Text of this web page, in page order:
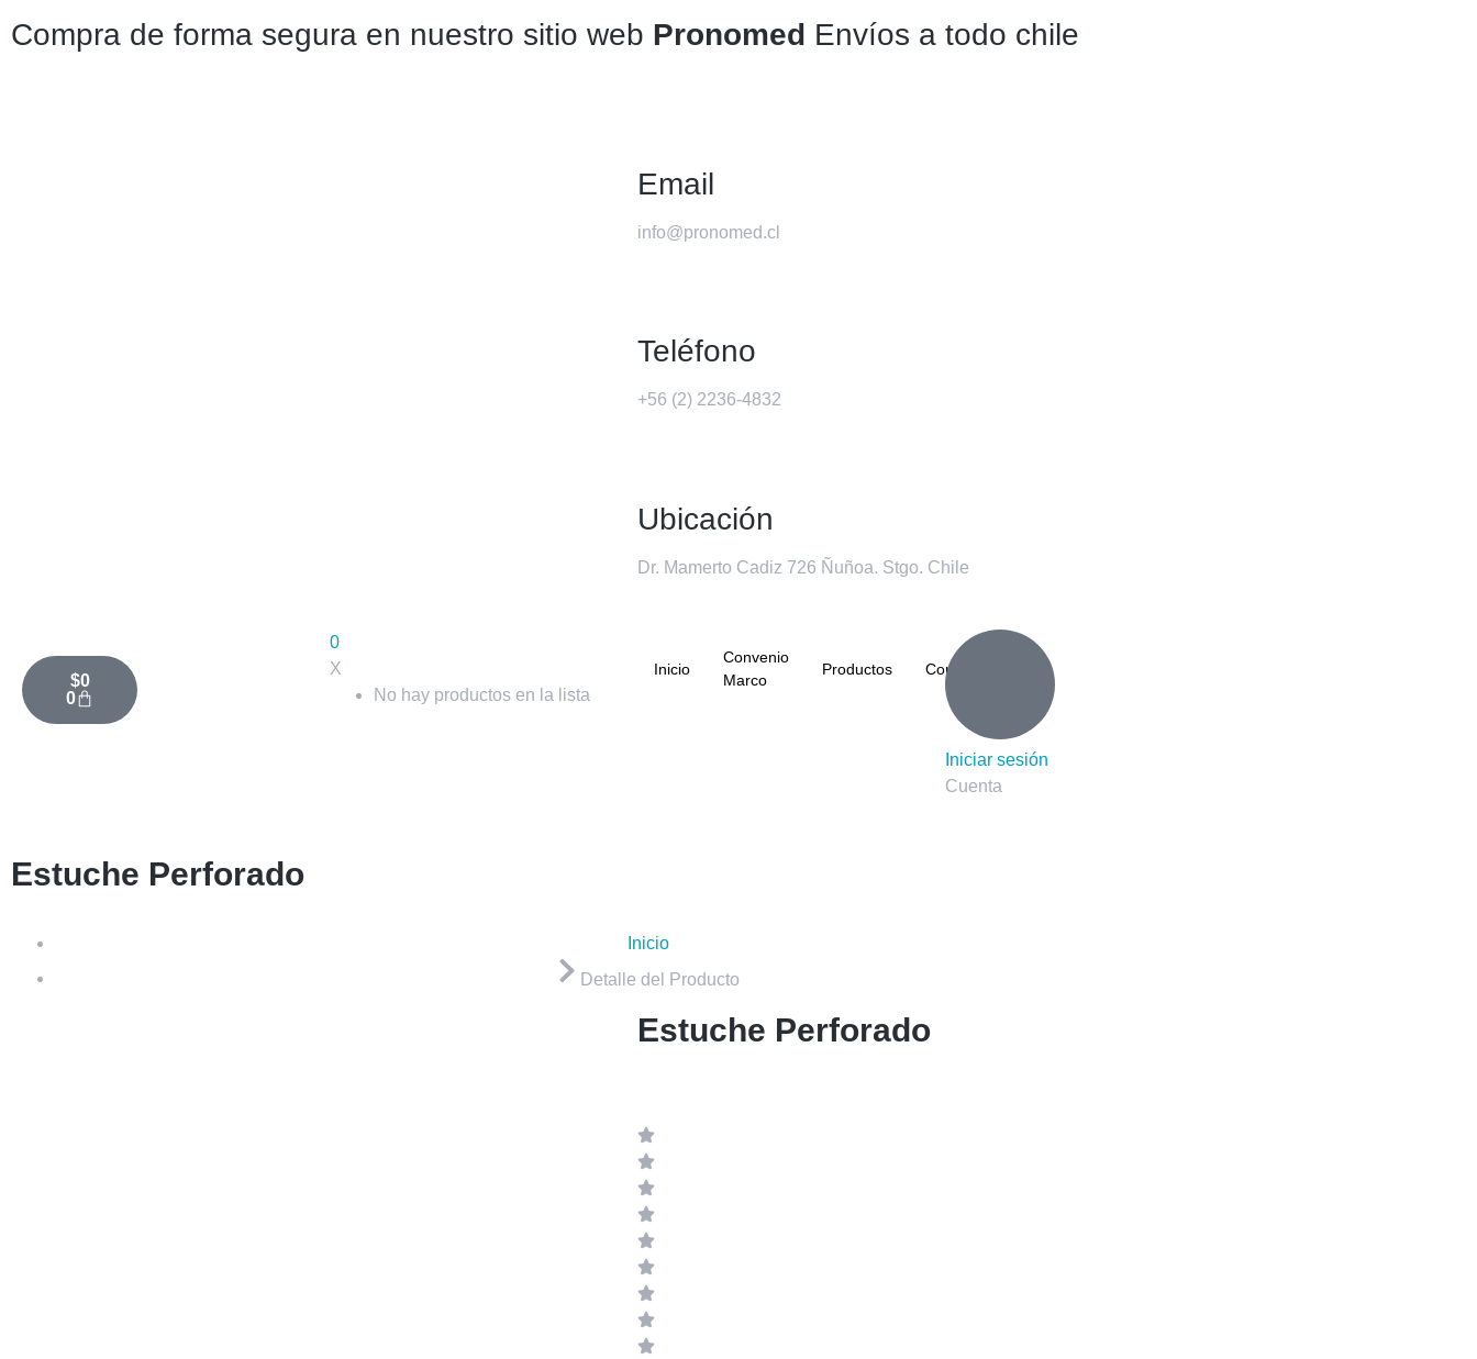
Compra de forma segura en nuestro sitio web Pronomed Envíos a todo chile
Email
info@pronomed.cl
Teléfono
+56 (2) 2236-4832
Ubicación
Dr. Mamerto Cadiz 726 Ñuñoa. Stgo. Chile
$0
0
0
X
No hay productos en la lista
Inicio
Convenio
Marco
Productos Contacto
Iniciar sesión
Cuenta
Estuche Perforado
Inicio
Detalle del Producto
Estuche Perforado